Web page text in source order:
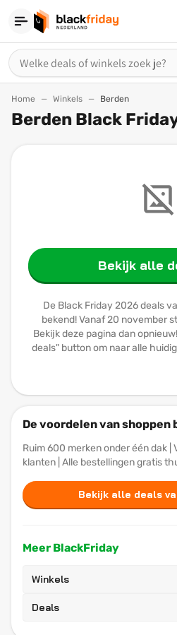
Home Winkels Berden
Berden Black
Bekijk alle
De Black Friday 2026 deals
bekend! Vanaf 20 november
Bekijk deze pagina dan
deals" button om naar alle
De voordelen van shoppen
Ruim 600 merken onder één dak |
klanten | Alle bestellingen gratis
Bekijk alle deals
Meer BlackFriday
Winkels
Deals